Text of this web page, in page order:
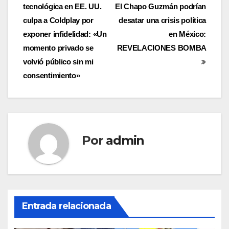
de
entradas
El Chapo Guzmán podrían
desatar una crisis política
en México:
REVELACIONES BOMBA
tecnológica en EE. UU.
culpa a Coldplay por
exponer infidelidad: «Un
momento privado se
volvió público sin mi
consentimiento»
Por admin
Entrada relacionada